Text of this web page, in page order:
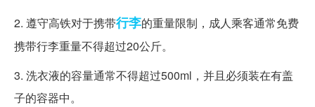
2. 遵守高铁对于携带行李的重量限制，成人乘客通常免费
携带行李重量不得超过20公斤。
3. 洗衣液的容量通常不得超过500ml，并且必须装在有盖
子的容器中。